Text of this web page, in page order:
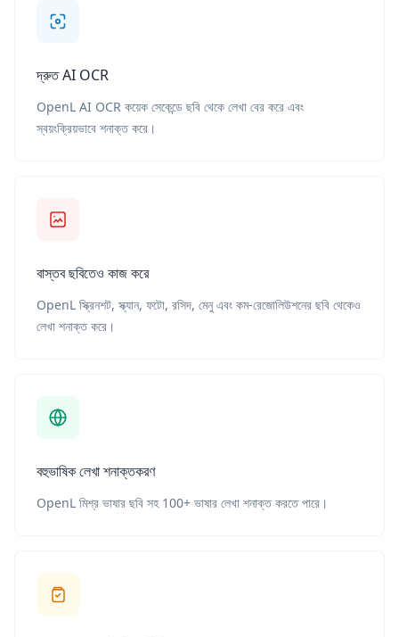
দ্রুত AI OCR
OpenL AI OCR কয়েক সেকেন্ডে ছবি থেকে লেখা বের করে এবং
স্বয়ংক্রিয়ভাবে শনাক্ত করে।
বাস্তব ছবিতেও কাজ করে
OpenL স্ক্রিনশট, স্ক্যান, ফটো, রসিদ, মেনু এবং কম-রেজোলিউশনের ছবি থেকেও
লেখা শনাক্ত করে।
বহুভাষিক লেখা শনাক্তকরণ
OpenL মিশ্র ভাষার ছবি সহ 100+ ভাষার লেখা শনাক্ত করতে পারে।